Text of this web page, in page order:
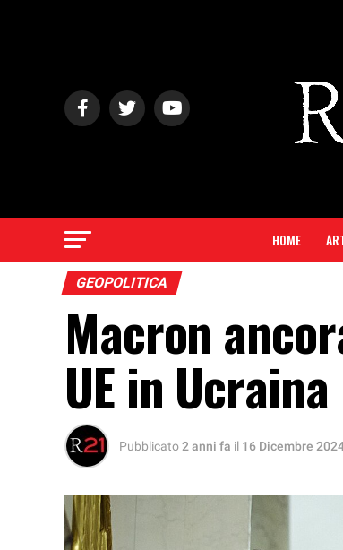
HOME
GEOPOLITICA
Macron
UE in Ucraina
Pubblicato2 anni fa il 16 Dicembre